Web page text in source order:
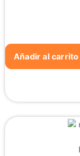
Añadir al carrito